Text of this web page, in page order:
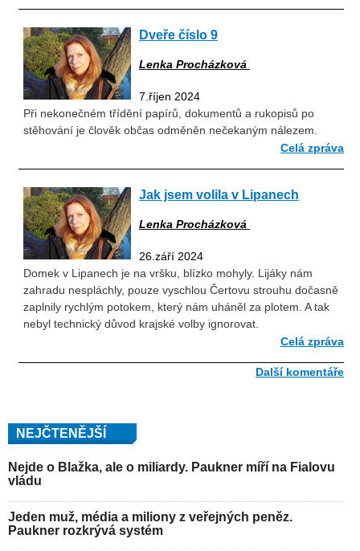
Dveře číslo 9
Lenka Procházková
7.říjen 2024
Při nekonečném třídění papírů, dokumentů a rukopisů po
stěhování je člověk občas odměněn nečekaným nálezem.
Celá zpráva
Jak jsem volila v Lipanech
Lenka Procházková
26.září 2024
Domek v Lipanech je na vršku, blízko mohyly. Lijáky nám
zahradu nespláchly, pouze vyschlou Čertovu strouhu dočasně
zaplnily rychlým potokem, který nám uháněl za plotem. A tak
nebyl technický důvod krajské volby ignorovat.
Celá zpráva
Další komentáře
NEJČTENĚJŠÍ
Nejde o Blažka, ale o miliardy. Paukner míří na Fialovu
vládu
Jeden muž, média a miliony z veřejných peněz.
Paukner rozkrývá systém